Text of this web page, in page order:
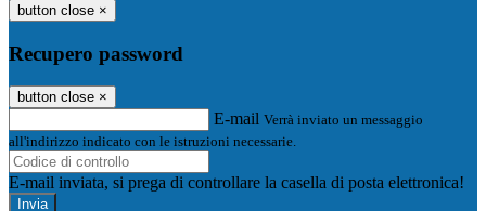
button close ×
Recupero password
button close ×
E-mail Verrà inviato un messaggio
all'indirizzo indicato con le istruzioni necessarie.
E-mail inviata, si prega di controllare la casella di posta elettronica!